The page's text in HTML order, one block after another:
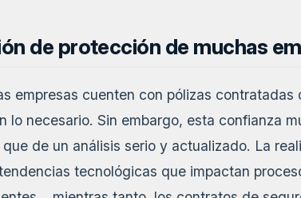
de protección de muchas
empresas cuenten con pólizas contratadas
lo necesario. Sin embargo, esta confianza
de un análisis serio y actualizado. La
tecnológicas que impactan